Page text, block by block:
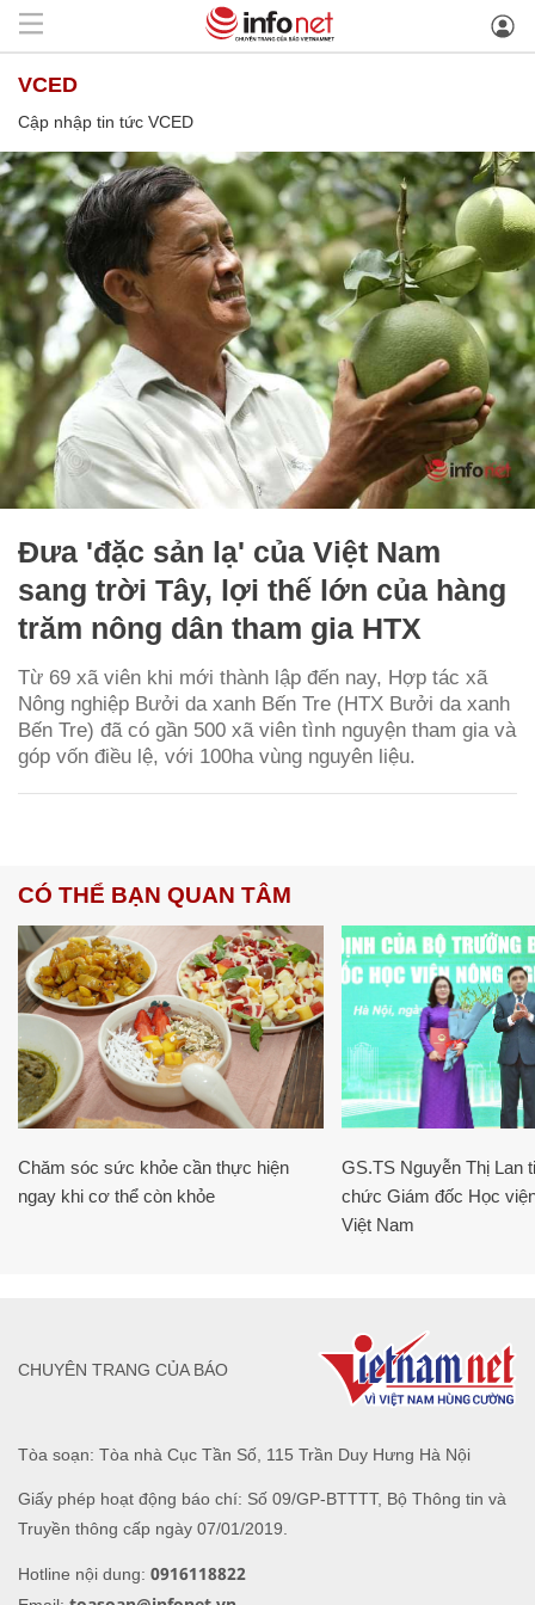
VCED
Cập nhập tin tức VCED
Đưa 'đặc sản lạ' của Việt Nam
sang trời Tây, lợi thế lớn của hàng
trăm nông dân tham gia HTX
Từ 69 xã viên khi mới thành lập đến nay, Hợp tác xã
Nông nghiệp Bưởi da xanh Bến Tre (HTX Bưởi da xanh
Bến Tre) đã có gần 500 xã viên tình nguyện tham gia và
góp vốn điều lệ, với 100ha vùng nguyên liệu.
CÓ THỂ BẠN QUAN TÂM
Chăm sóc sức khỏe cần thực hiện
ngay khi cơ thể còn khỏe
GS.TS Nguyễn Thị Lan
chức Giám đốc Học
Việt Nam
Tòa soạn: Tòa nhà Cục Tần Số, 115 Trần Duy Hưng Hà Nội
Giấy phép hoạt động báo chí: Số 09/GP-BTTTT, Bộ Thông tin và
Truyền thông cấp ngày 07/01/2019.
Hotline nội dung: 0916118822
CHUYÊN TRANG CỦA BÁO